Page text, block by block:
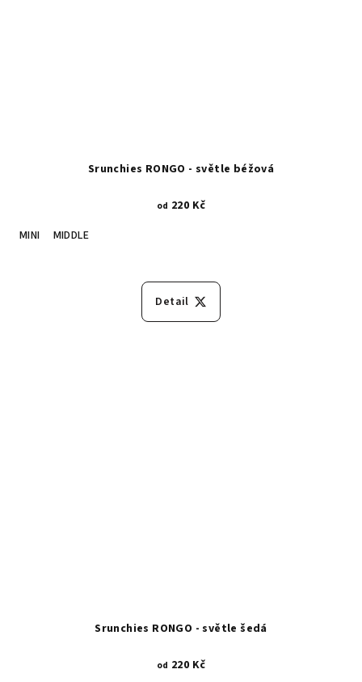
Srunchies RONGO - světle béžová
od 220 Kč
MINI
MIDDLE
Detail
Srunchies RONGO - světle šedá
od 220 Kč